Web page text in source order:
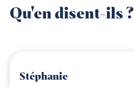
Qu'en disent-ils ?
Stéphanie